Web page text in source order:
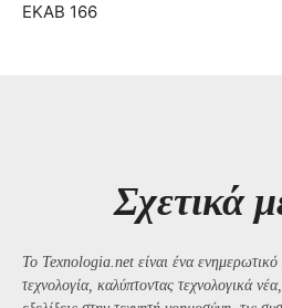
ΕΚΑΒ 166
Σχετικά
Το Texnologia.net είναι ένα ενημερωτικό
τεχνολογία, καλύπτοντας τεχνολογικά